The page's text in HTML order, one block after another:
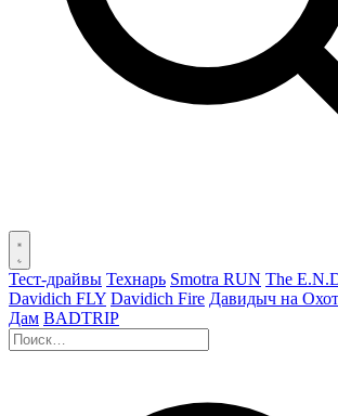
Тест-драйвы Технарь Smotra RUN The
Davidich FLY Davidich Fire Давидыч на
Дам BADTRIP